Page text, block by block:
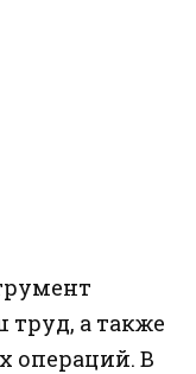
труд, а также
операций. В